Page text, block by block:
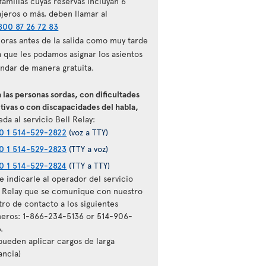
o más, deben llamar al
87 26 72 83
antes de la salida como muy tarde
que les podamos asignar los asientos
de manera gratuita.
las personas sordas, con dificultades
o con discapacidades del habla,
al servicio Bell Relay:
1 514-529-2822 (voz a TTY)
1 514-529-2823 (TTY a voz)
1 514-529-2824 (TTY a TTY)
indicarle al operador del servicio
que se comunique con nuestro
de contacto a los siguientes
1-866-234-5136 or 514-906-
aplicar cargos de larga